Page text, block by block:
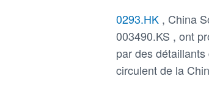
0293.HK , China
003490.KS , ont
par des
circulent de la